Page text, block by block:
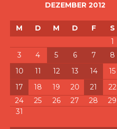
DEZEMBER 2012
M D M D F S
1
3
4 5 6 7 8
10
11 12 13 14 15
17
18 19 20 21 22
24
25 26 27 28 29
31